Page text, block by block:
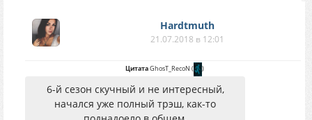
Hardtmuth
21.07.2018 в 12:01
ЦитатаGhosT_RecoN ( )
6-й сезон скучный и не интересный,
начался уже полный трэш, как-то